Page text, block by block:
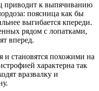
приводит к выпячиванию
поясница как бы
выгибается кпереди.
рядом с лопатками,
вперед.
и становятся похожими на
характерна так
вразвалку и